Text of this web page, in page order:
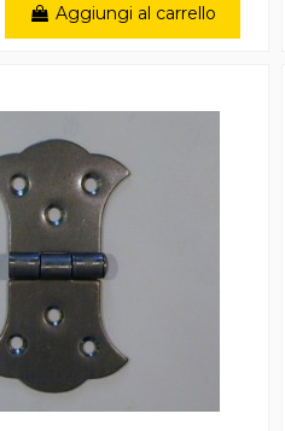
Aggiungi al carrello